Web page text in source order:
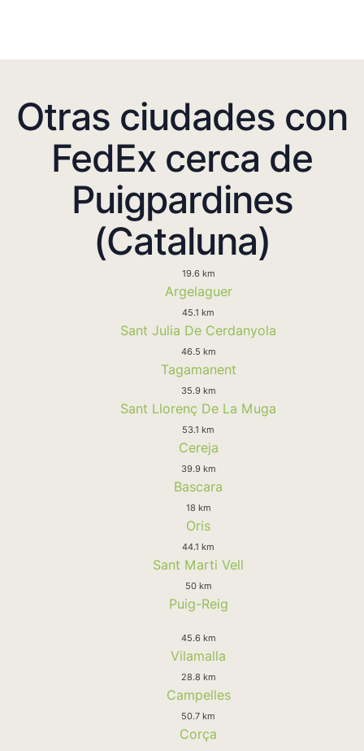
Otras ciudades con
FedEx cerca de
Puigpardines
(Cataluna)
19.6 km
Argelaguer
45.1 km
Sant Julia De Cerdanyola
46.5 km
Tagamanent
35.9 km
Sant Llorenç De La Muga
53.1 km
Cereja
39.9 km
Bascara
18 km
Oris
44.1 km
Sant Marti Vell
50 km
Puig-Reig
45.6 km
Vilamalla
28.8 km
Campelles
50.7 km
Corça